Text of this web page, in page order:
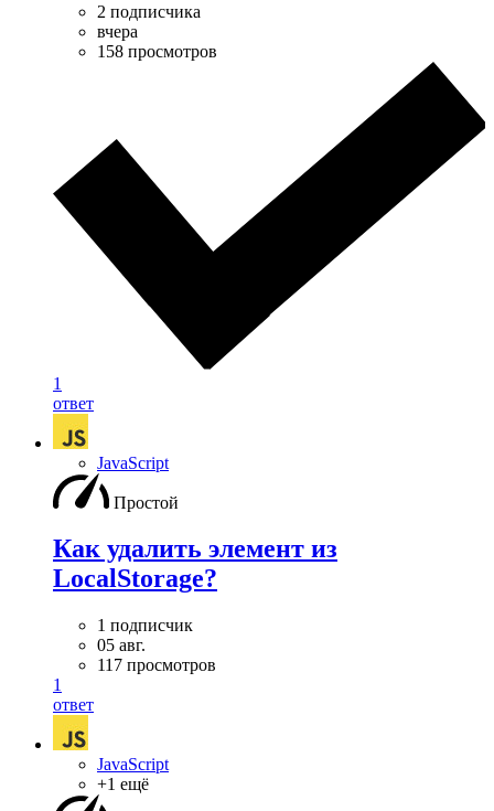
2 подписчика
вчера
158 просмотров
1
ответ
JavaScript
Простой
Как удалить элемент из
LocalStorage?
1 подписчик
05 авг.
117 просмотров
1
ответ
JavaScript
+1 ещё